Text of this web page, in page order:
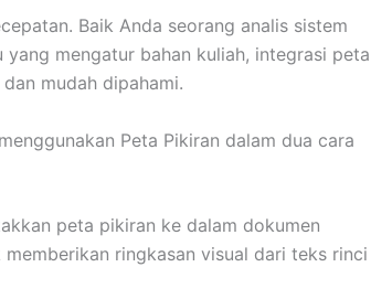
Baik Anda seorang analis sistem
mengatur bahan kuliah, integrasi peta
mudah dipahami.
Peta Pikiran dalam dua cara
peta pikiran ke dalam dokumen
ringkasan visual dari teks rinci